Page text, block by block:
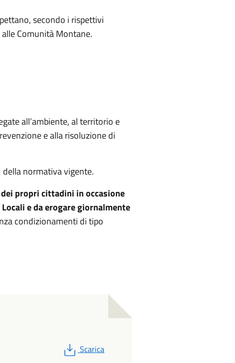
secondo i rispettivi
Comunità Montane.
all’ambiente, al territorio e
e alla risoluzione di
normativa vigente.
propri cittadini in occasione
e da erogare giornalmente
condizionamenti di tipo
PDF
Scarica